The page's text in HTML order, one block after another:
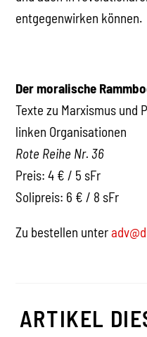
entgegenwirken können.
Der moralische
Texte zu Marxismus und
linken Organisationen
Rote Reihe Nr. 36
Preis: 4 € / 5 sFr
Solipreis: 6 € / 8 sFr
Zu bestellen unter
ARTIKEL